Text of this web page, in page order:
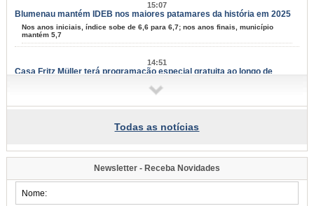
15:07
Blumenau mantém IDEB nos maiores patamares da história em 2025
Nos anos iniciais, índice sobe de 6,6 para 6,7; nos anos finais, município
mantém 5,7
14:51
Casa Fritz Müller terá programação especial gratuita ao longo de
Atividades aos sábados reúnem ciência, cultura, natureza e criatividade para
14:08
Blanc
de R$ 1,3 milhão ao setor cultural
Todas as notícias
Newsletter - Receba Novidades